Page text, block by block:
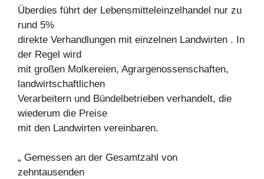
Überdies führt der Lebensmitteleinzelhandel nur zu
rund 5%
direkte Verhandlungen mit einzelnen Landwirten . In
der Regel wird
mit großen Molkereien, Agrargenossenschaften,
landwirtschaftlichen
Verarbeitern und Bündelbetrieben verhandelt, die
wiederum die Preise
mit den Landwirten vereinbaren.
„ Gemessen an der Gesamtzahl von
zehntausenden